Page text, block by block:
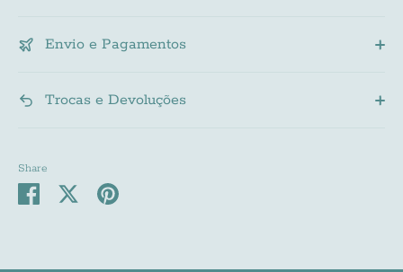
Envio e Pagamentos
Trocas e Devoluções
Share
Share SharePin